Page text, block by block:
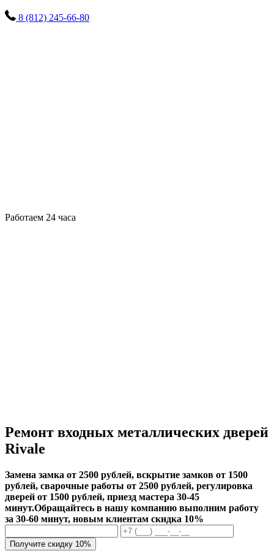
8 (812) 245-66-80
Работаем 24 часа
Ремонт входных металлических дверей
Rivale
Замена замка от 2500 рублей, вскрытие замков от 1500
рублей, сварочные работы от 2500 рублей, регулировка
дверей от 1500 рублей, приезд мастера 30-45
минут.Обращайтесь в нашу компанию выполним работу
за 30-60 минут, новым клиентам скидка 10%
Получите скидку 10%